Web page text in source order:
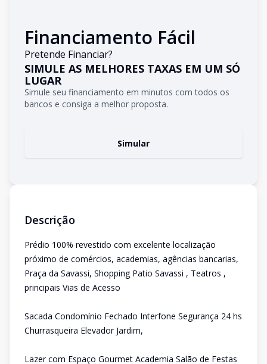
Financiamento Fácil
Pretende Financiar?
SIMULE AS MELHORES TAXAS EM UM SÓ
LUGAR
Simule seu financiamento em minutos com todos os
bancos e consiga a melhor proposta.
Simular
Descrição
Prédio 100% revestido com excelente localização
próximo de comércios, academias, agências bancarias,
Praça da Savassi, Shopping Patio Savassi , Teatros ,
principais Vias de Acesso
Sacada Condomínio Fechado Interfone Segurança 24 hs
Churrasqueira Elevador Jardim,
Lazer com Espaço Gourmet Academia Salão de Festas